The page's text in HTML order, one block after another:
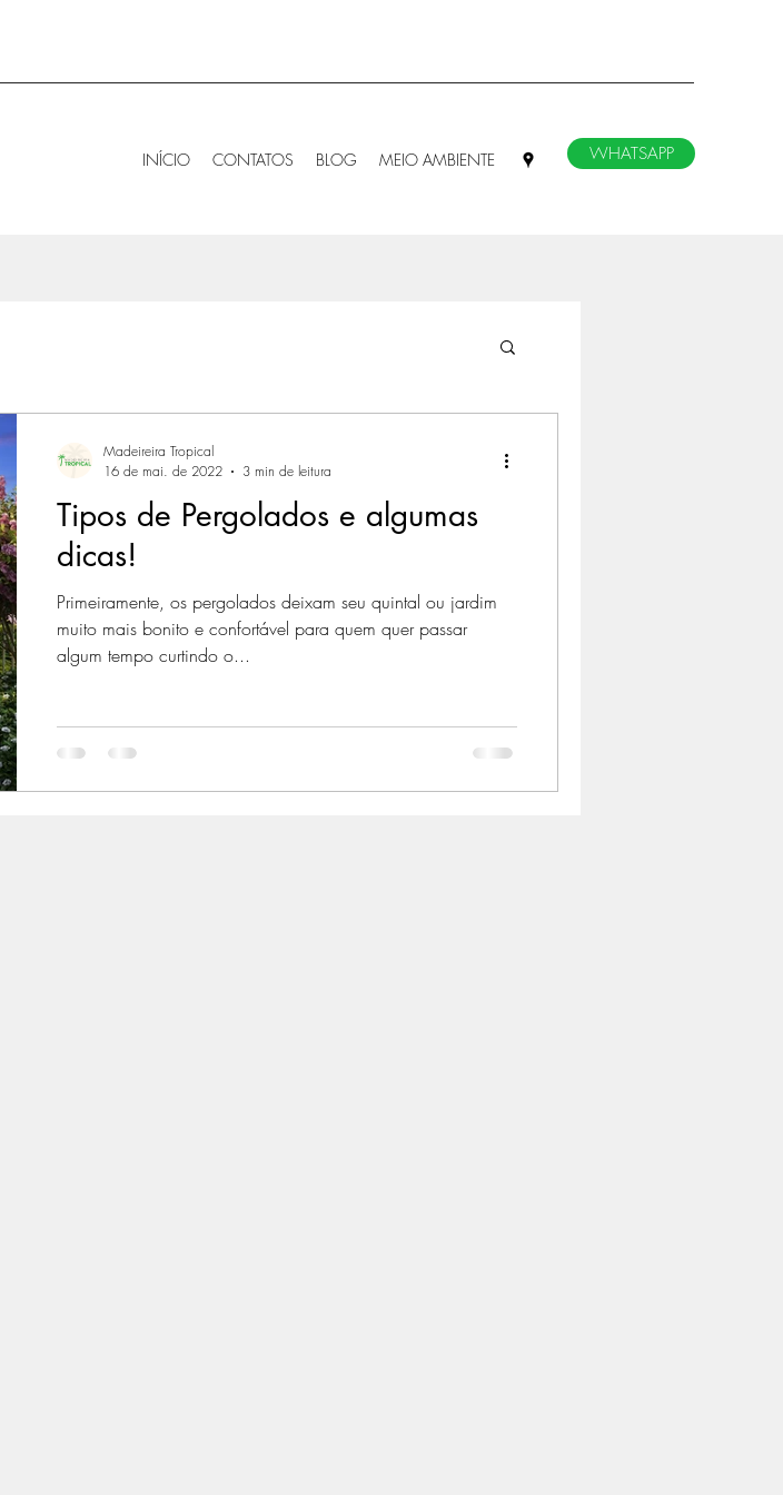
INÍCIO CONTATOS BLOG MEIO AMBIENTE WHATSAPP
Tipos de Pergolados e algumas
dicas!
Primeiramente, os pergolados deixam seu quintal ou jardim
muito mais bonito e confortável para quem quer passar
algum tempo curtindo o...
Madeireira Tropical
16 de mai. de 2022
3 min de leitura